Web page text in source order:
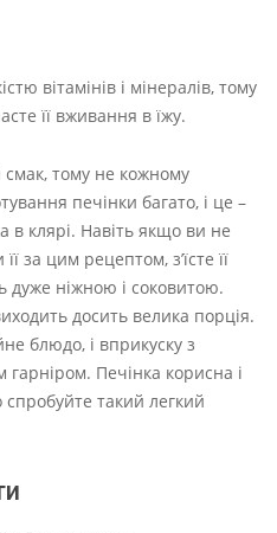
вітамінів і мінералів, тому
її вживання в їжу.
тому не кожному
печінки багато, і це –
в клярі. Навіть якщо ви не
за цим рецептом, з’їсте її
дуже ніжною і соковитою.
досить велика порція.
блюдо, і вприкуску з
Печінка корисна і
спробуйте такий легкий